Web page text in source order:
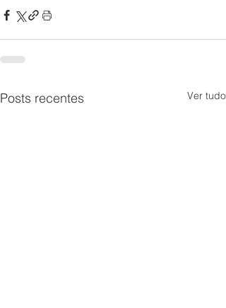
Posts recentes Ver tudo